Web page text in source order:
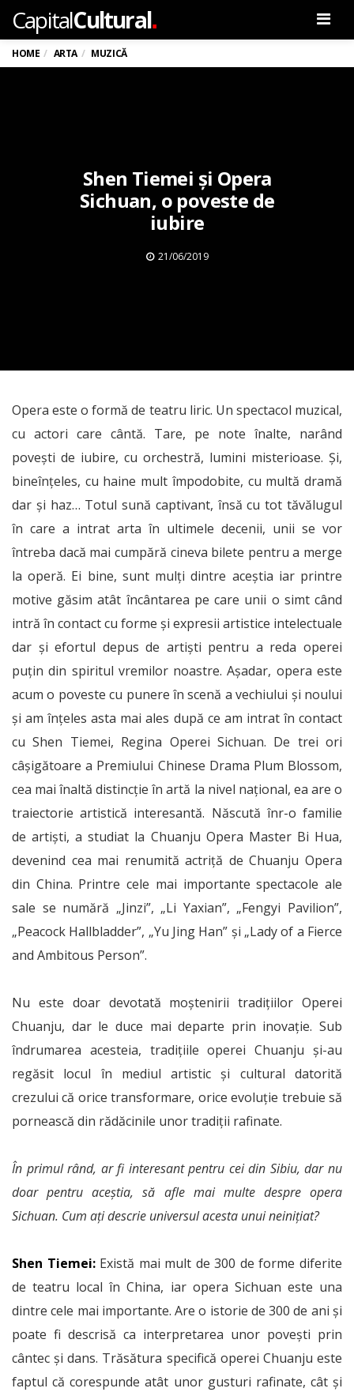
CapitalCultural.
HOME ARTA MUZICĂ
Shen Tiemei și Opera
Sichuan, o poveste de
iubire
21/06/2019
Opera este o formă de teatru liric. Un spectacol muzical,
cu actori care cântă. Tare, pe note înalte, narând
povești de iubire, cu orchestră, lumini misterioase. Și,
bineînțeles, cu haine mult împodobite, cu multă dramă
dar și haz… Totul sună captivant, însă cu tot tăvălugul
în care a intrat arta în ultimele decenii, unii se vor
întreba dacă mai cumpără cineva bilete pentru a merge
la operă. Ei bine, sunt mulți dintre aceștia iar printre
motive găsim atât încântarea pe care unii o simt când
intră în contact cu forme și expresii artistice intelectuale
dar și efortul depus de artiști pentru a reda operei
puțin din spiritul vremilor noastre. Așadar, opera este
acum o poveste cu punere în scenă a vechiului și noului
și am înțeles asta mai ales după ce am intrat în contact
cu Shen Tiemei, Regina Operei Sichuan. De trei ori
câșigătoare a Premiului Chinese Drama Plum Blossom,
cea mai înaltă distincție în artă la nivel național, ea are o
traiectorie artistică interesantă. Născută înr-o familie
de artiști, a studiat la Chuanju Opera Master Bi Hua,
devenind cea mai renumită actriță de Chuanju Opera
din China. Printre cele mai importante spectacole ale
sale se numără „Jinzi”, „Li Yaxian”, „Fengyi Pavilion”,
„Peacock Hallbladder”, „Yu Jing Han” și „Lady of a Fierce
and Ambitous Person”.
Nu este doar devotată moștenirii tradițiilor Operei
Chuanju, dar le duce mai departe prin inovație. Sub
îndrumarea acesteia, tradițiile operei Chuanju și-au
regăsit locul în mediul artistic și cultural datorită
crezului că orice transformare, orice evoluție trebuie să
pornească din rădăcinile unor tradiții rafinate.
În primul rând, ar fi interesant pentru cei din Sibiu, dar nu
doar pentru aceștia, să afle mai multe despre opera
Sichuan. Cum ați descrie universul acesta unui neinițiat?
Shen Tiemei:Există mai mult de 300 de forme diferite
de teatru local în China, iar opera Sichuan este una
dintre cele mai importante. Are o istorie de 300 de ani și
poate fi descrisă ca interpretarea unor povești prin
cântec și dans. Trăsătura specifică operei Chuanju este
faptul că corespunde atât unor gusturi rafinate, cât și